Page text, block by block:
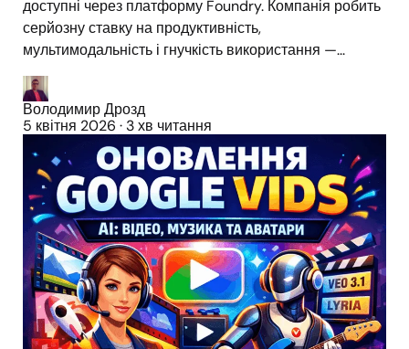
доступні через платформу Foundry. Компанія робить
серйозну ставку на продуктивність,
мультимодальність і гнучкість використання —...
Володимир Дрозд
5 квітня 2026 · 3 хв читання